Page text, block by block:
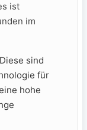
ist
im
sind
für
hohe